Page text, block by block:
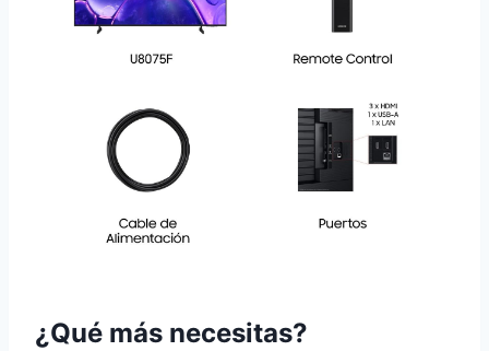
¿Qué más necesitas?